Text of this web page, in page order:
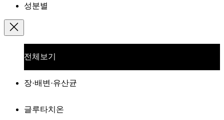
성분별
전체보기
장·배변·유산균
글루타치온